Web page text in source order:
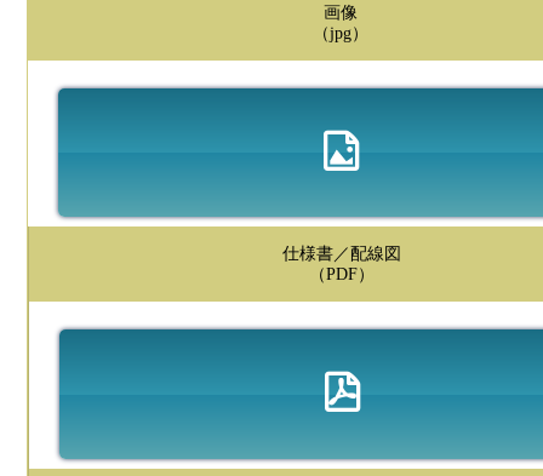
画像
（jpg）
仕様書／配線図
（PDF）